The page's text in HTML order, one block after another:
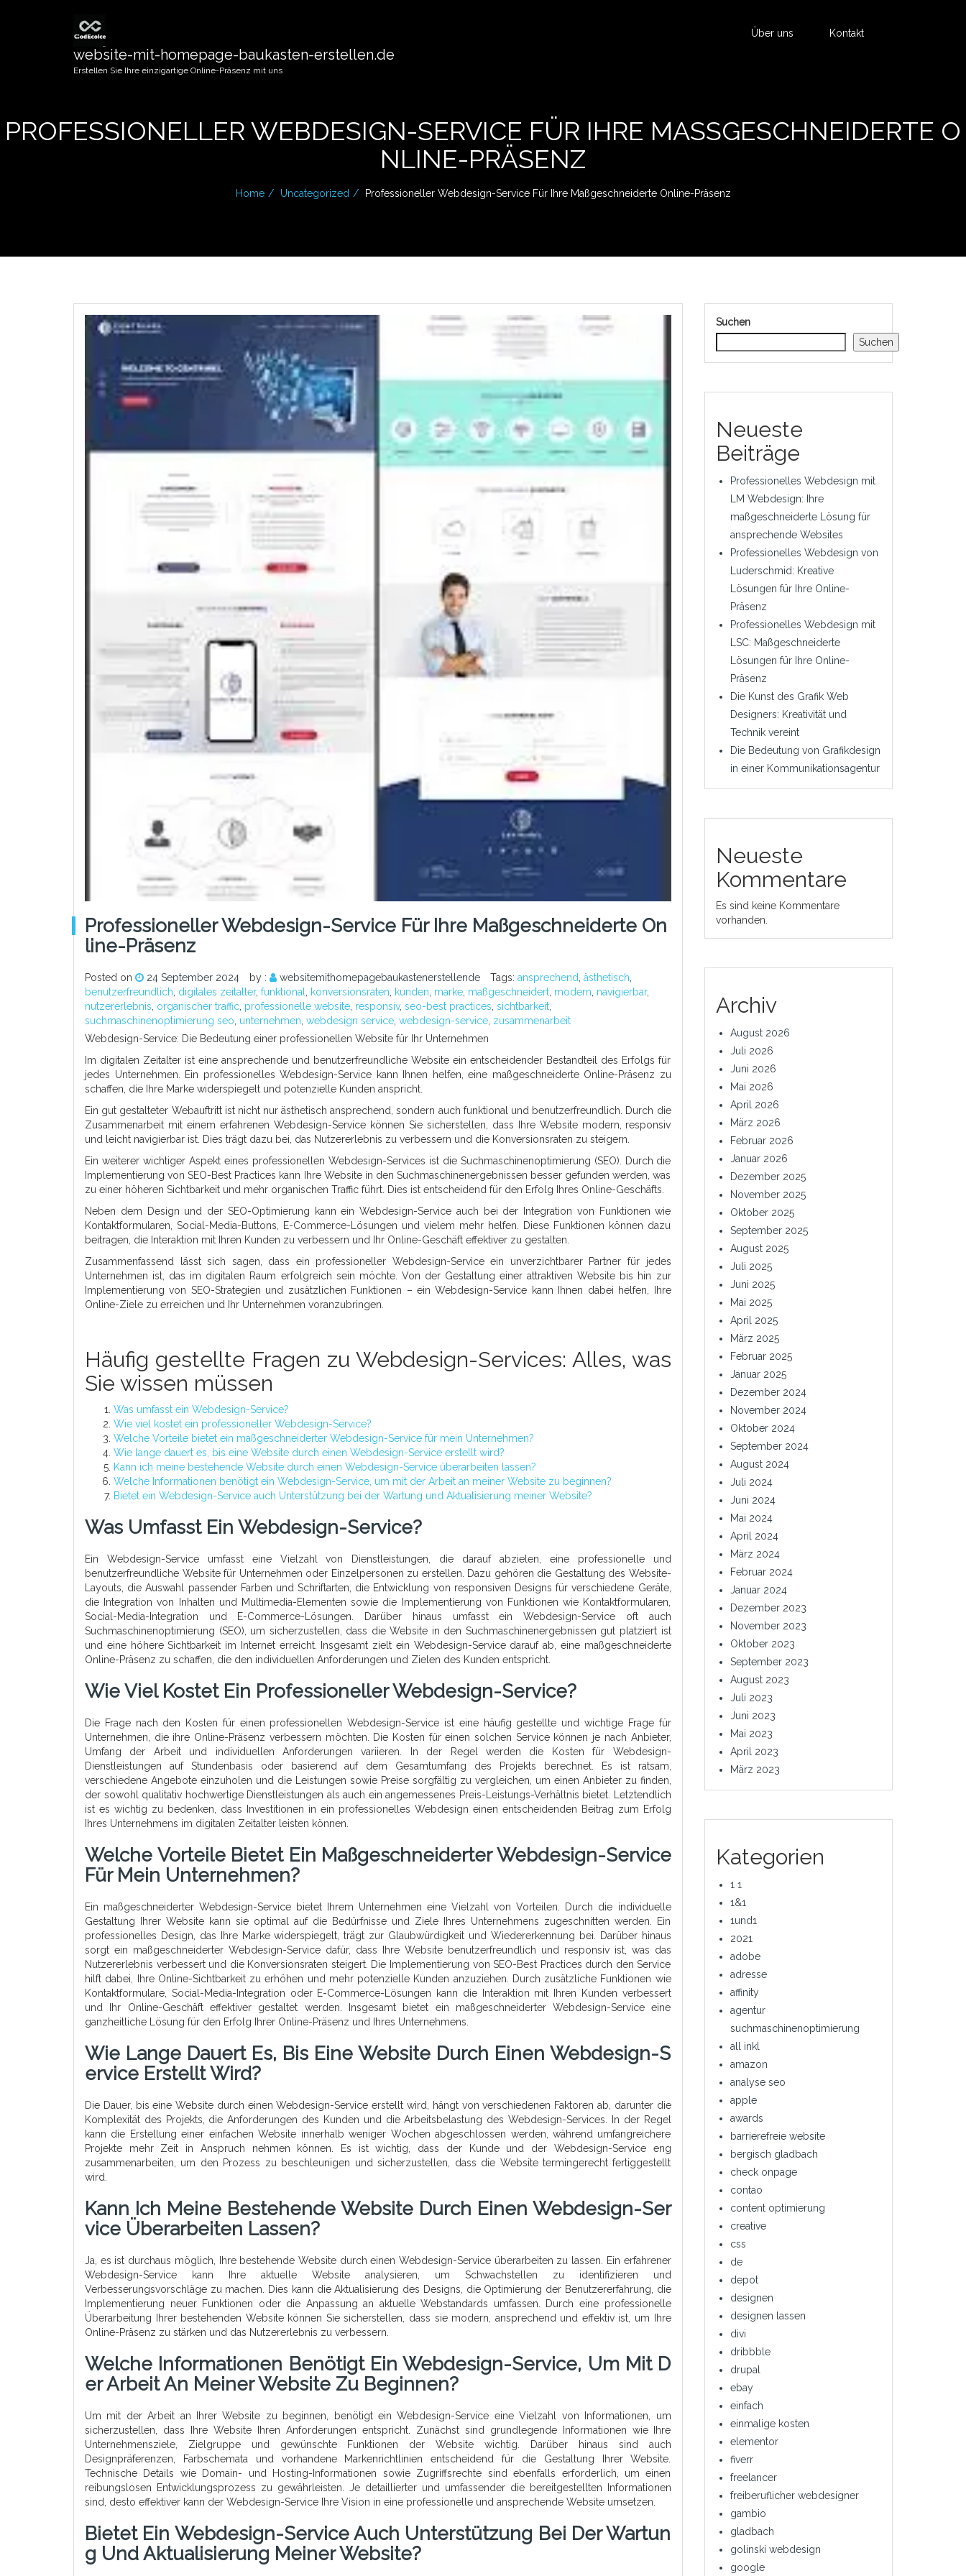
website-mit-homepage-baukasten-erstellen.de
Erstellen Sie Ihre einzigartige Online-Präsenz mit uns
Über uns Kontakt
PROFESSIONELLER WEBDESIGN-SERVICE FÜR IHRE MASSGESCHNEIDERTE ON
LINE-PRÄSENZ
Home Uncategorized Professioneller Webdesign-Service Für Ihre Maßgeschneiderte Online-Präsenz
Professioneller Webdesign-Service Für Ihre Maßgeschneiderte On
Line-Präsenz
Posted on 24 September 2024 by : websitemithomepagebaukastenerstellende Tags: ansprechend ästhetisch
benutzerfreundlich digitales zeitalter, funktional konversionsraten kunden marke maßgeschneidert modern navigierbar,
nutzererlebnis organischer traffic professionelle website responsiv, seo-best practices sichtbarkeit
suchmaschinenoptimierung seo unternehmen webdesign service webdesign-service zusammenarbeit
Webdesign-Service: Die Bedeutung einer professionellen Website für Ihr Unternehmen
Im digitalen Zeitalter ist eine ansprechende und benutzerfreundliche Website ein entscheidender Bestandteil des Erfolgs für
jedes Unternehmen. Ein professionelles Webdesign-Service kann Ihnen helfen, eine maßgeschneiderte Online-Präsenz zu
schaffen, die Ihre Marke widerspiegelt und potenzielle Kunden anspricht.
Ein gut gestalteter Webauftritt ist nicht nur ästhetisch ansprechend, sondern auch funktional und benutzerfreundlich. Durch die
Zusammenarbeit mit einem erfahrenen Webdesign-Service können Sie sicherstellen, dass Ihre Website modern, responsiv
und leicht navigierbar ist. Dies trägt dazu bei, das Nutzererlebnis zu verbessern und die Konversionsraten zu steigern.
Ein weiterer wichtiger Aspekt eines professionellen Webdesign-Services ist die Suchmaschinenoptimierung (SEO). Durch die
Implementierung von SEO-Best Practices kann Ihre Website in den Suchmaschinenergebnissen besser gefunden werden, was
zu einer höheren Sichtbarkeit und mehr organischen Traffic führt. Dies ist entscheidend für den Erfolg Ihres Online-Geschäfts.
Neben dem Design und der SEO-Optimierung kann ein Webdesign-Service auch bei der Integration von Funktionen wie
Kontaktformularen, Social-Media-Buttons, E-Commerce-Lösungen und vielem mehr helfen. Diese Funktionen können dazu
beitragen, die Interaktion mit Ihren Kunden zu verbessern und Ihr Online-Geschäft effektiver zu gestalten.
Zusammenfassend lässt sich sagen, dass ein professioneller Webdesign-Service ein unverzichtbarer Partner für jedes
Unternehmen ist, das im digitalen Raum erfolgreich sein möchte. Von der Gestaltung einer attraktiven Website bis hin zur
Implementierung von SEO-Strategien und zusätzlichen Funktionen – ein Webdesign-Service kann Ihnen dabei helfen, Ihre
Online-Ziele zu erreichen und Ihr Unternehmen voranzubringen.
Häufig gestellte Fragen zu Webdesign-Services: Alles, was
Sie wissen müssen
Was umfasst ein Webdesign-Service?
Wie viel kostet ein professioneller Webdesign-Service?
Welche Vorteile bietet ein maßgeschneiderter Webdesign-Service für mein Unternehmen?
Wie lange dauert es, bis eine Website durch einen Webdesign-Service erstellt wird?
Kann ich meine bestehende Website durch einen Webdesign-Service überarbeiten lassen?
Welche Informationen benötigt ein Webdesign-Service, um mit der Arbeit an meiner Website zu beginnen?
Bietet ein Webdesign-Service auch Unterstützung bei der Wartung und Aktualisierung meiner Website?
Was Umfasst Ein Webdesign-Service?
Ein Webdesign-Service umfasst eine Vielzahl von Dienstleistungen, die darauf abzielen, eine professionelle und
benutzerfreundliche Website für Unternehmen oder Einzelpersonen zu erstellen. Dazu gehören die Gestaltung des Website-
Layouts, die Auswahl passender Farben und Schriftarten, die Entwicklung von responsiven Designs für verschiedene Geräte,
die Integration von Inhalten und Multimedia-Elementen sowie die Implementierung von Funktionen wie Kontaktformularen,
Social-Media-Integration und E-Commerce-Lösungen. Darüber hinaus umfasst ein Webdesign-Service oft auch
Suchmaschinenoptimierung (SEO), um sicherzustellen, dass die Website in den Suchmaschinenergebnissen gut platziert ist
und eine höhere Sichtbarkeit im Internet erreicht. Insgesamt zielt ein Webdesign-Service darauf ab, eine maßgeschneiderte
Online-Präsenz zu schaffen, die den individuellen Anforderungen und Zielen des Kunden entspricht.
Wie Viel Kostet Ein Professioneller Webdesign-Service?
Die Frage nach den Kosten für einen professionellen Webdesign-Service ist eine häufig gestellte und wichtige Frage für
Unternehmen, die ihre Online-Präsenz verbessern möchten. Die Kosten für einen solchen Service können je nach Anbieter,
Umfang der Arbeit und individuellen Anforderungen variieren. In der Regel werden die Kosten für Webdesign-
Dienstleistungen auf Stundenbasis oder basierend auf dem Gesamtumfang des Projekts berechnet. Es ist ratsam,
verschiedene Angebote einzuholen und die Leistungen sowie Preise sorgfältig zu vergleichen, um einen Anbieter zu finden,
der sowohl qualitativ hochwertige Dienstleistungen als auch ein angemessenes Preis-Leistungs-Verhältnis bietet. Letztendlich
ist es wichtig zu bedenken, dass Investitionen in ein professionelles Webdesign einen entscheidenden Beitrag zum Erfolg
Ihres Unternehmens im digitalen Zeitalter leisten können.
Welche Vorteile Bietet Ein Maßgeschneiderter Webdesign-Service
Für Mein Unternehmen?
Ein maßgeschneiderter Webdesign-Service bietet Ihrem Unternehmen eine Vielzahl von Vorteilen. Durch die individuelle
Gestaltung Ihrer Website kann sie optimal auf die Bedürfnisse und Ziele Ihres Unternehmens zugeschnitten werden. Ein
professionelles Design, das Ihre Marke widerspiegelt, trägt zur Glaubwürdigkeit und Wiedererkennung bei. Darüber hinaus
sorgt ein maßgeschneiderter Webdesign-Service dafür, dass Ihre Website benutzerfreundlich und responsiv ist, was das
Nutzererlebnis verbessert und die Konversionsraten steigert. Die Implementierung von SEO-Best Practices durch den Service
hilft dabei, Ihre Online-Sichtbarkeit zu erhöhen und mehr potenzielle Kunden anzuziehen. Durch zusätzliche Funktionen wie
Kontaktformulare, Social-Media-Integration oder E-Commerce-Lösungen kann die Interaktion mit Ihren Kunden verbessert
und Ihr Online-Geschäft effektiver gestaltet werden. Insgesamt bietet ein maßgeschneiderter Webdesign-Service eine
ganzheitliche Lösung für den Erfolg Ihrer Online-Präsenz und Ihres Unternehmens.
Wie Lange Dauert Es, Bis Eine Website Durch Einen Webdesign-S
Ervice Erstellt Wird?
Die Dauer, bis eine Website durch einen Webdesign-Service erstellt wird, hängt von verschiedenen Faktoren ab, darunter die
Komplexität des Projekts, die Anforderungen des Kunden und die Arbeitsbelastung des Webdesign-Services. In der Regel
kann die Erstellung einer einfachen Website innerhalb weniger Wochen abgeschlossen werden, während umfangreichere
Projekte mehr Zeit in Anspruch nehmen können. Es ist wichtig, dass der Kunde und der Webdesign-Service eng
zusammenarbeiten, um den Prozess zu beschleunigen und sicherzustellen, dass die Website termingerecht fertiggestellt
wird.
Kann Ich Meine Bestehende Website Durch Einen Webdesign-Ser
Vice Überarbeiten Lassen?
Ja, es ist durchaus möglich, Ihre bestehende Website durch einen Webdesign-Service überarbeiten zu lassen. Ein erfahrener
Webdesign-Service kann Ihre aktuelle Website analysieren, um Schwachstellen zu identifizieren und
Verbesserungsvorschläge zu machen. Dies kann die Aktualisierung des Designs, die Optimierung der Benutzererfahrung, die
Implementierung neuer Funktionen oder die Anpassung an aktuelle Webstandards umfassen. Durch eine professionelle
Überarbeitung Ihrer bestehenden Website können Sie sicherstellen, dass sie modern, ansprechend und effektiv ist, um Ihre
Online-Präsenz zu stärken und das Nutzererlebnis zu verbessern.
Welche Informationen Benötigt Ein Webdesign-Service, Um Mit D
Er Arbeit An Meiner Website Zu Beginnen?
Um mit der Arbeit an Ihrer Website zu beginnen, benötigt ein Webdesign-Service eine Vielzahl von Informationen, um
sicherzustellen, dass Ihre Website Ihren Anforderungen entspricht. Zunächst sind grundlegende Informationen wie Ihre
Unternehmensziele, Zielgruppe und gewünschte Funktionen der Website wichtig. Darüber hinaus sind auch
Designpräferenzen, Farbschemata und vorhandene Markenrichtlinien entscheidend für die Gestaltung Ihrer Website.
Technische Details wie Domain- und Hosting-Informationen sowie Zugriffsrechte sind ebenfalls erforderlich, um einen
reibungslosen Entwicklungsprozess zu gewährleisten. Je detaillierter und umfassender die bereitgestellten Informationen
sind, desto effektiver kann der Webdesign-Service Ihre Vision in eine professionelle und ansprechende Website umsetzen.
Bietet Ein Webdesign-Service Auch Unterstützung Bei Der Wartun
G Und Aktualisierung Meiner Website?
Suchen
Suchen
Neueste
Beiträge
Professionelles Webdesign mit
LM Webdesign: Ihre
maßgeschneiderte Lösung für
ansprechende Websites
Professionelles Webdesign von
Luderschmid: Kreative
Lösungen für Ihre Online-
Präsenz
Professionelles Webdesign mit
LSC: Maßgeschneiderte
Lösungen für Ihre Online-
Präsenz
Die Kunst des Grafik Web
Designers: Kreativität und
Technik vereint
Die Bedeutung von Grafikdesign
in einer Kommunikationsagentur
Neueste
Kommentare
Es sind keine Kommentare
vorhanden.
Archiv
August 2026
Juli 2026
Juni 2026
Mai 2026
April 2026
März 2026
Februar 2026
Januar 2026
Dezember 2025
November 2025
Oktober 2025
September 2025
August 2025
Juli 2025
Juni 2025
Mai 2025
April 2025
März 2025
Februar 2025
Januar 2025
Dezember 2024
November 2024
Oktober 2024
September 2024
August 2024
Juli 2024
Juni 2024
Mai 2024
April 2024
März 2024
Februar 2024
Januar 2024
Dezember 2023
November 2023
Oktober 2023
September 2023
August 2023
Juli 2023
Juni 2023
Mai 2023
April 2023
März 2023
Kategorien
1 1
1&1
1und1
2021
adobe
adresse
affinity
agentur
suchmaschinenoptimierung
all inkl
amazon
analyse seo
apple
awards
barrierefreie website
bergisch gladbach
check onpage
contao
content optimierung
creative
css
de
depot
designen
designen lassen
divi
dribbble
drupal
ebay
einfach
einmalige kosten
elementor
fiverr
freelancer
freiberuflicher webdesigner
gambio
gladbach
golinski webdesign
google